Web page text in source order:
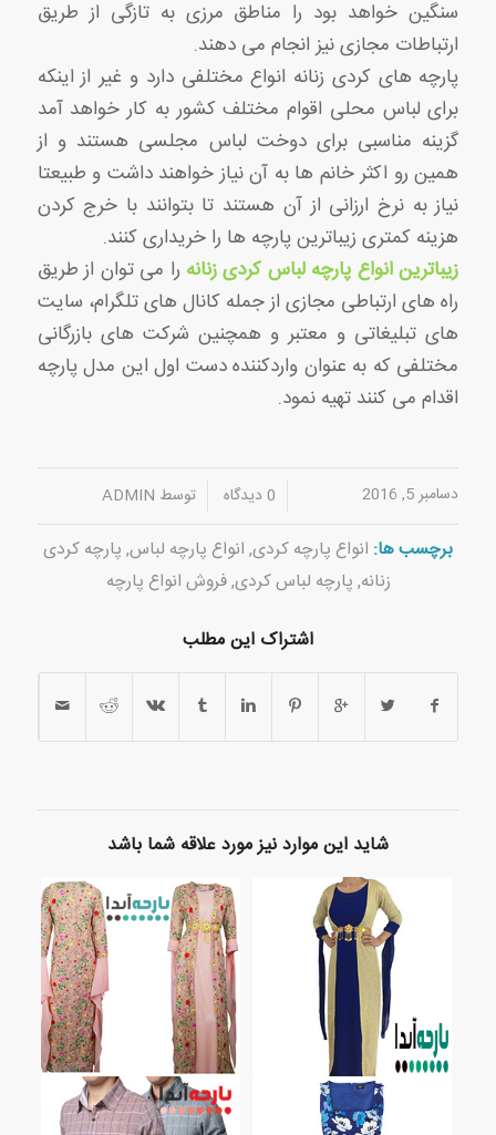
سنگین خواهد بود را مناطق مرزی به تازگی از طریق
ارتباطات مجازی نیز انجام می دهند.
پارچه های کردی زنانه انواع مختلفی دارد و غیر از اینکه
برای لباس محلی اقوام مختلف کشور به کار خواهد آمد
گزینه مناسبی برای دوخت لباس مجلسی هستند و از
همین رو اکثر خانم ها به آن نیاز خواهند داشت و طبیعتا
نیاز به نرخ ارزانی از آن هستند تا بتوانند با خرج کردن
هزینه کمتری زیباترین پارچه ها را خریداری کنند.
زیباترین انواع پارچه لباس کردی زنانه را می توان از طریق
راه های ارتباطی مجازی از جمله کانال های تلگرام، سایت
های تبلیغاتی و معتبر و همچنین شرکت های بازرگانی
مختلفی که به عنوان واردکننده دست اول این مدل پارچه
اقدام می کنند تهیه نمود.
دسامبر 5, 2016 0 دیدگاه/ توسط ADMIN
برچسب ها: انواع پارچه کردی, انواع پارچه لباس, پارچه کردی
زنانه, پارچه لباس کردی,فروش انواع پارچه
اشتراک این مطلب
شاید این موارد نیز مورد علاقه شما باشد